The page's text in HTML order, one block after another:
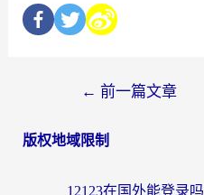
← 前一篇文章
版权地域限制